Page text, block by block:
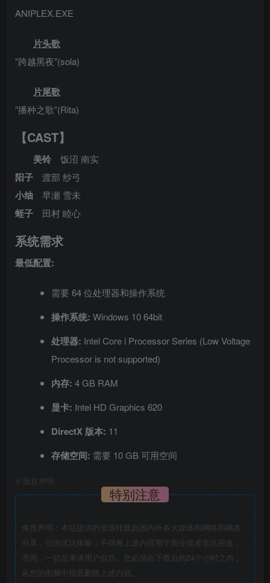
ANIPLEX.EXE
片头歌
”跨越黑夜”(sola)
片尾歌
”播种之歌”(Rita)
【CAST】
美铃 饭沼 南实
阳子 渡部 纱弓
小䌷 早瀬 雪未
蛭子 田村 睦心
系统需求
最低配置:
需要 64 位处理器和操作系统
操作系统: Windows 10 64bit
处理器: Intel Core i Processor Series (Low Voltage
Processor is not supported)
内存: 4 GB RAM
显卡: Intel HD Graphics 620
DirectX 版本: 11
存储空间: 需要 10 GB 可用空间
版权声明
特别注意
免责声明：本站提供的资源转载自国内外各大媒体和网络和网友
分享，仅供试玩体验；不得将上述内容用于商业或者非法用途，
否则，一切后果请用户自负。您必须在下载后的24个小时之内，
从您的电脑中彻底删除上述内容。